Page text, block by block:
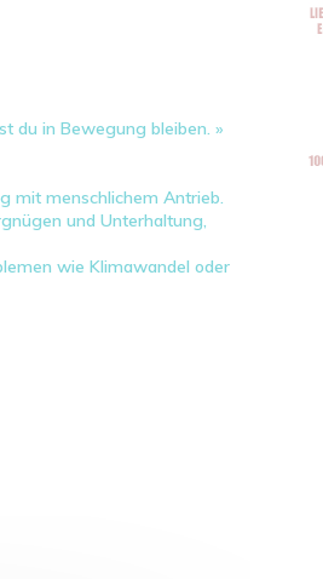
du in Bewegung bleiben. »
mit menschlichem Antrieb.
und Unterhaltung,
wie Klimawandel oder